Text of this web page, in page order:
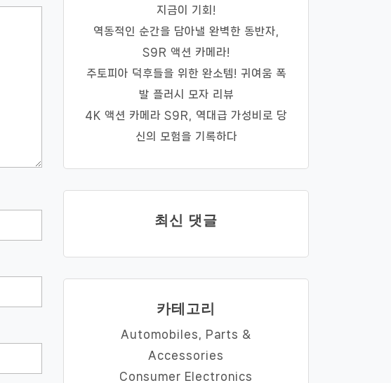
지금이 기회!
역동적인 순간을 담아낼 완벽한 동반자,
S9R 액션 카메라!
주토피아 덕후들을 위한 완소템! 귀여움 폭
발 플러시 모자 리뷰
4K 액션 카메라 S9R, 역대급 가성비로 당
신의 모험을 기록하다
최신 댓글
카테고리
Automobiles, Parts &
Accessories
Consumer Electronics